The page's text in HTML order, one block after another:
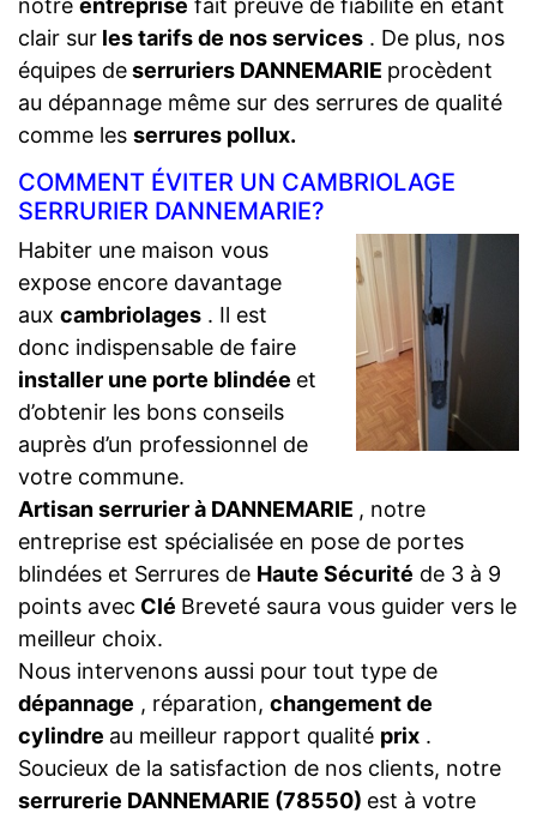
notre entreprise fait preuve de fiabilité en étant
clair sur les tarifs de nos services . De plus, nos
équipes deserruriers DANNEMARIE procèdent
au dépannage même sur des serrures de qualité
comme les serrures pollux.
COMMENT ÉVITER UN CAMBRIOLAGE
SERRURIER DANNEMARIE?
Habiter une maison vous
expose encore davantage
aux cambriolages . Il est
donc indispensable de faire
installer une porte blindée et
d’obtenir les bons conseils
auprès d’un professionnel de
votre commune.
Artisan serrurier à DANNEMARIE , notre
entreprise est spécialisée en pose de portes
blindées et Serrures de Haute Sécurité de 3 à 9
points avec Clé Breveté saura vous guider vers le
meilleur choix.
Nous intervenons aussi pour tout type de
dépannage , réparation, changement de
cylindre au meilleur rapport qualité prix .
Soucieux de la satisfaction de nos clients, notre
serrurerie DANNEMARIE (78550) est à votre